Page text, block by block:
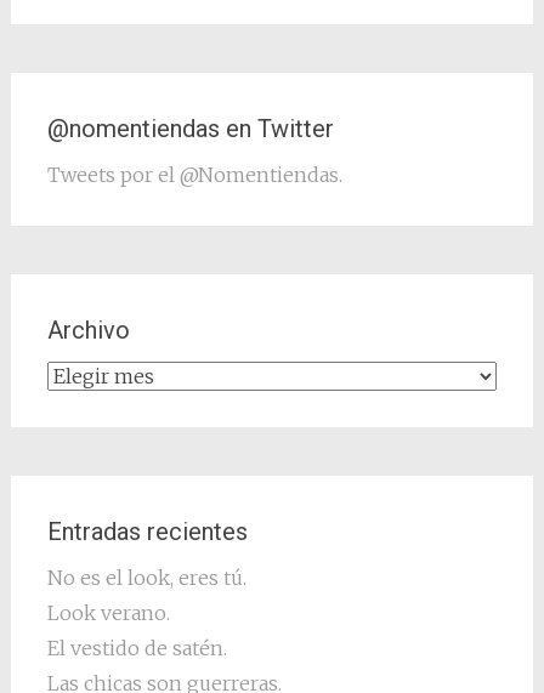
@nomentiendas en Twitter
Tweets por el @Nomentiendas.
Archivo
Archivo
Entradas recientes
No es el look, eres tú.
Look verano.
El vestido de satén.
Las chicas son guerreras.